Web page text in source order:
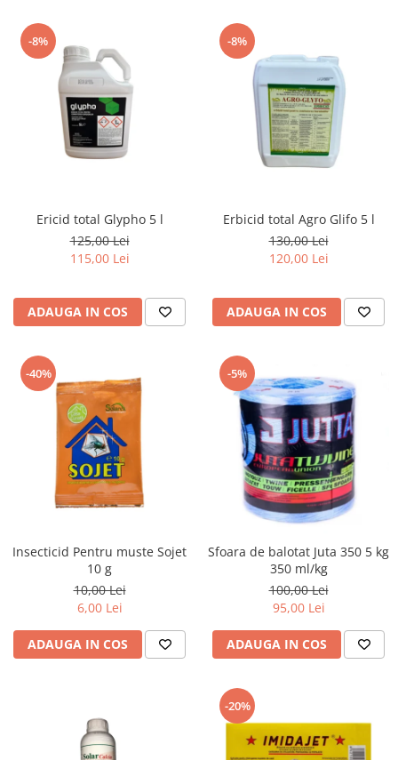
-8%
Ericid total Glypho 5 l
125,00 Lei
115,00 Lei
ADAUGA IN COS
-8%
Erbicid total Agro Glifo 5 l
130,00 Lei
120,00 Lei
ADAUGA IN COS
-40%
Insecticid Pentru muste Sojet
10 g
10,00 Lei
6,00 Lei
ADAUGA IN COS
-5%
Sfoara de balotat Juta 350 5 kg
350 ml/kg
100,00 Lei
95,00 Lei
ADAUGA IN COS
-20%